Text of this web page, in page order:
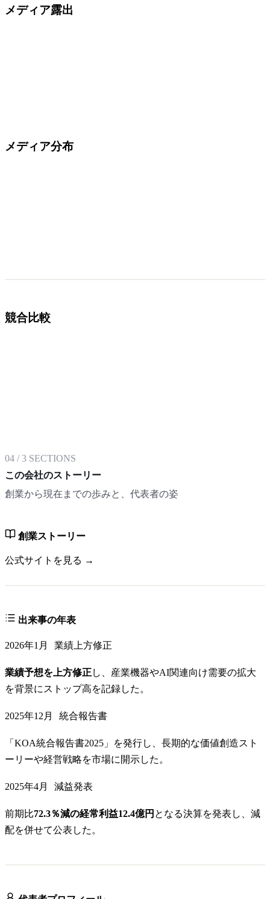
メディア露出
メディア分布
競合比較
04 /3 SECTIONS
この会社のストーリー
創業から現在までの歩みと、代表者の姿
創業ストーリー
公式サイトを見る →
出来事の年表
2026年1月 業績上方修正
業績予想を上方修正し、産業機器やAI関連向け需要の拡大
を背景にストップ高を記録した。
2025年12月 統合報告書
「KOA統合報告書2025」を発行し、長期的な価値創造スト
ーリーや経営戦略を市場に開示した。
2025年4月 減益発表
前期比72.3％減の経常利益12.4億円 となる決算を発表し、減
配を併せて公表した。